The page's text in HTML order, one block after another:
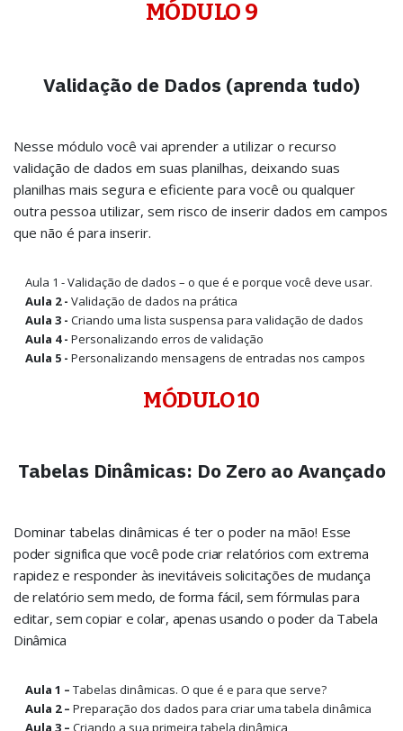
MÓDULO 9
Validação de Dados (aprenda tudo)
Nesse módulo você vai aprender a utilizar o recurso
validação de dados em suas planilhas, deixando suas
planilhas mais segura e eficiente para você ou qualquer
outra pessoa utilizar, sem risco de inserir dados em campos
que não é para inserir.
Aula 1 - Validação de dados – o que é e porque você deve usar.
Aula 2 - Validação de dados na prática
Aula 3 - Criando uma lista suspensa para validação de dados
Aula 4 - Personalizando erros de validação
Aula 5 - Personalizando mensagens de entradas nos campos
MÓDULO 10
Tabelas Dinâmicas: Do Zero ao Avançado
Dominar tabelas dinâmicas é ter o poder na mão! Esse
poder significa que você pode criar relatórios com extrema
rapidez e responder às inevitáveis ​​solicitações de mudança
de relatório sem medo, de forma fácil, sem fórmulas para
editar, sem copiar e colar, apenas usando o poder da Tabela
Dinâmica
Aula 1 – Tabelas dinâmicas. O que é e para que serve?
Aula 2 – Preparação dos dados para criar uma tabela dinâmica
Aula 3 – Criando a sua primeira tabela dinâmica